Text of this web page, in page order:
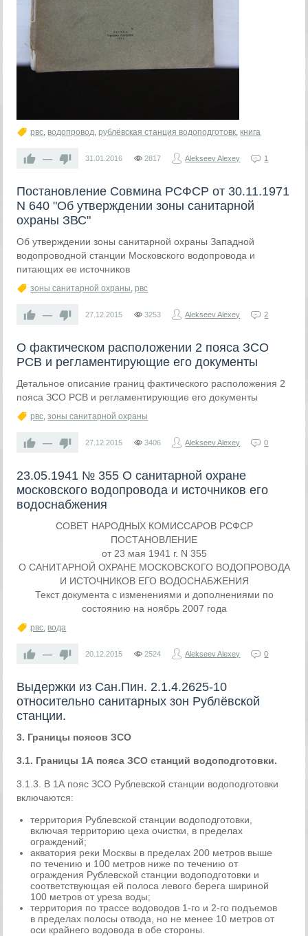
рвс, водопровод,рублёвская станция водоподготовк,книга
— 31.01.2016 2817 Alekseev Alexey 1
Постановление Совмина РСФСР от 30.11.1971
N 640 "Об утверждении зоны санитарной
охраны ЗВС"
Об утверждении зоны санитарной охраны Западной
водопроводной станции Московского водопровода и
питающих ее источников
зоны санитарной охраны,рвс
— 27.12.2015 3253 Alekseev Alexey 2
О фактическом расположении 2 пояса ЗСО
РСВ и регламентирующие его документы
Детальное описание границ фактического расположения 2
пояса ЗСО РСВ и регламентирующие его документы
рвс,зоны санитарной охраны
— 27.12.2015 3406 Alekseev Alexey 0
23.05.1941 № 355 О санитарной охране
московского водопровода и источников его
водоснабжения
СОВЕТ НАРОДНЫХ КОМИССАРОВ РСФСР
ПОСТАНОВЛЕНИЕ
от 23 мая 1941 г. N 355
О САНИТАРНОЙ ОХРАНЕ МОСКОВСКОГО ВОДОПРОВОДА
И ИСТОЧНИКОВ ЕГО ВОДОСНАБЖЕНИЯ
Текст документа с изменениями и дополнениями по
состоянию на ноябрь 2007 года
рвс, вода
— 20.12.2015 2524 Alekseev Alexey 0
Выдержки из Сан.Пин. 2.1.4.2625-10
относительно санитарных зон Рублёвской
станции.
3. Границы поясов ЗСО
3.1. Границы 1А пояса ЗСО станций водоподготовки.
3.1.3. В 1А пояс ЗСО Рублевской станции водоподготовки
включаются:
территория Рублевской станции водоподготовки,
включая территорию цеха очистки, в пределах
ограждений;
акватория реки Москвы в пределах 200 метров выше
по течению и 100 метров ниже по течению от
ограждения Рублевской станции водоподготовки и
соответствующая ей полоса левого берега шириной
100 метров от уреза воды;
территория по трассе водоводов 1-го и 2-го подъемов
в пределах полосы отвода, но не менее 10 метров от
оси крайнего водовода в обе стороны.